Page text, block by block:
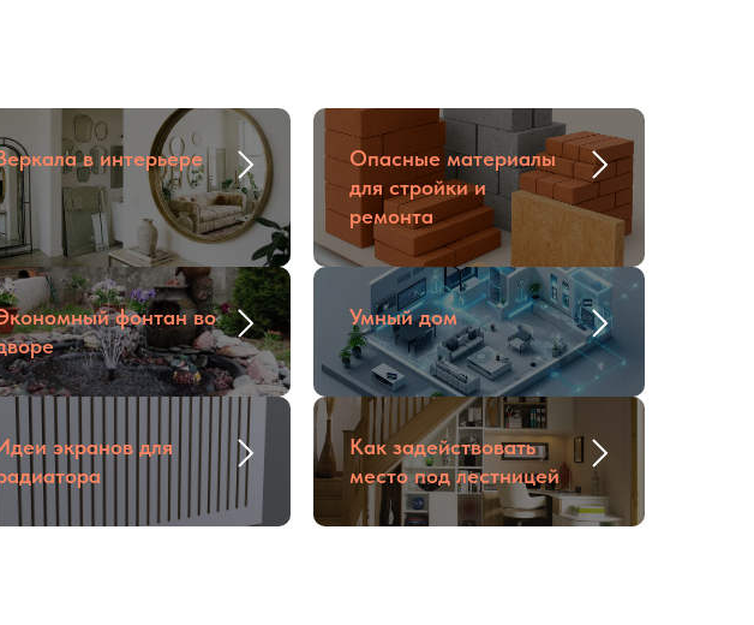
в интерьере
Опасные материалы
для стройки и
ремонта
фонтан во
Умный дом
экранов для
Как задействовать
место под лестницей